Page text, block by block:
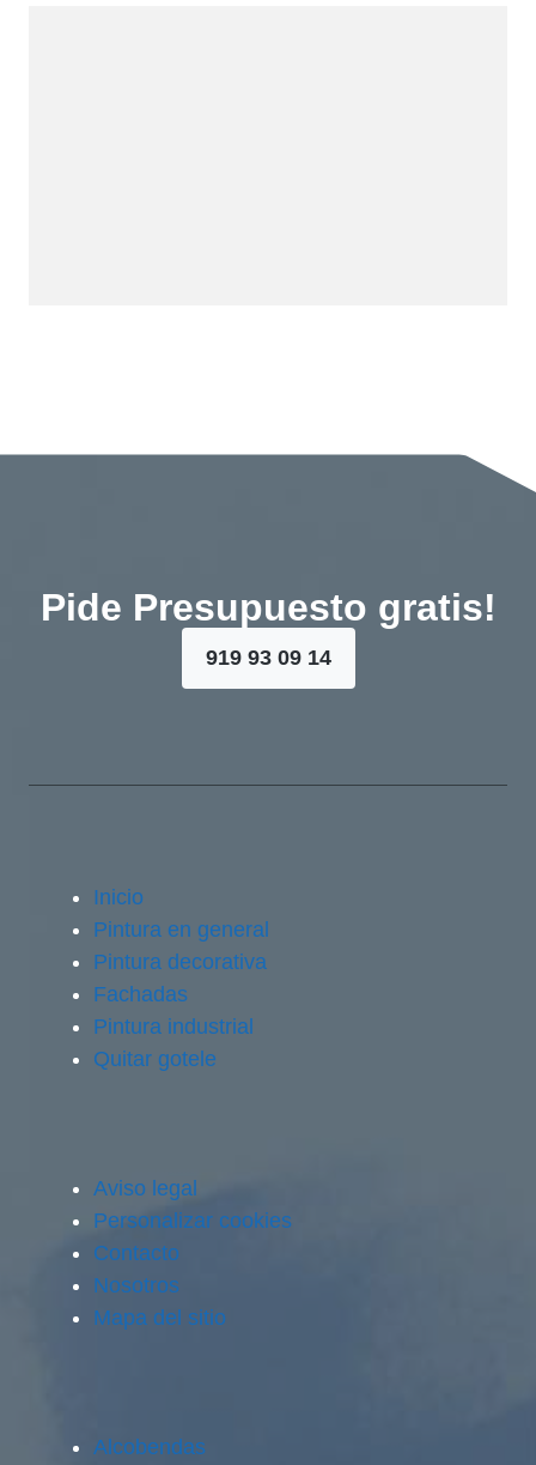
Pide Presupuesto gratis!
919 93 09 14
Inicio
Pintura en general
Pintura decorativa
Fachadas
Pintura industrial
Quitar gotele
Aviso legal
Personalizar cookies
Contacto
Nosotros
Mapa del sitio
Alcobendas